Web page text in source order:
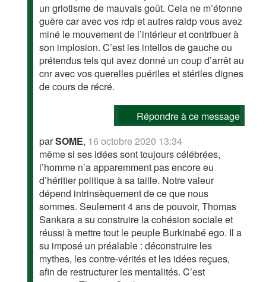
un griotisme de mauvais goût. Cela ne m’étonne
guère car avec vos rdp et autres raidp vous avez
miné le mouvement de l’intérieur et contribuer à
son implosion. C’est les intellos de gauche ou
prétendus tels qui avez donné un coup d’arrêt au
cnr avec vos querelles puériles et stériles dignes
de cours de récré.
Répondre à ce message
parSOME, 16 octobre 2020 13:34
même si ses idées sont toujours célébrées,
l’homme n’a apparemment pas encore eu
d’héritier politique à sa taille. Notre valeur
dépend intrinsèquement de ce que nous
sommes. Seulement 4 ans de pouvoir, Thomas
Sankara a su construire la cohésion sociale et
réussi à mettre tout le peuple Burkinabé ego. Il a
su imposé un préalable : déconstruire les
mythes, les contre-vérités et les idées reçues,
afin de restructurer les mentalités. C’est